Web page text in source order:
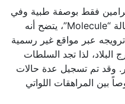
فقط بوصفة طبية وفي
حالات السمنة الشديدة. لكن في حالة “Molecule”، يتضح أنه
عبر مواقع غير رسمية
البلاد، لذا تجد السلطات
وقد تم تسجيل عدة حالات
المراهقات اللواتي